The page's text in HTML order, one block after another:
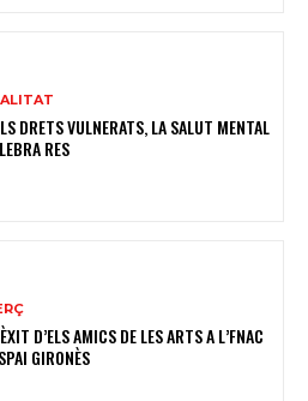
DRETS VULNERATS, LA SALUT MENTAL
RES
D’ELS AMICS DE LES ARTS A L’FNAC
GIRONÈS